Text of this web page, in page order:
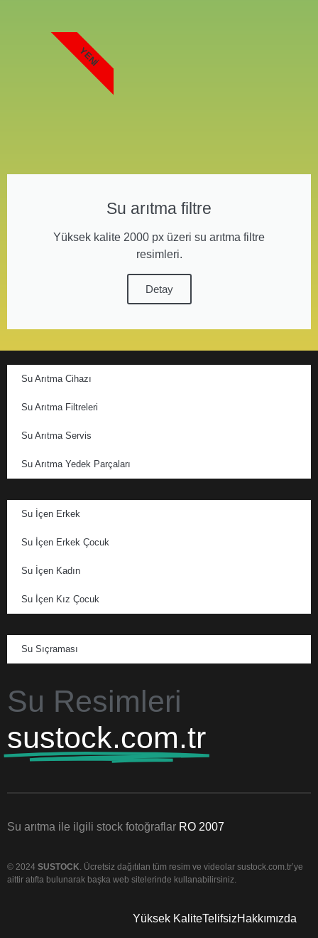
Su arıtma filtre
Yüksek kalite 2000 px üzeri su arıtma filtre
resimleri.
Detay
YENI
Su Arıtma Cihazı
Su Arıtma Filtreleri
Su Arıtma Servis
Su Arıtma Yedek Parçaları
Su İçen Erkek
Su İçen Erkek Çocuk
Su İçen Kadın
Su İçen Kız Çocuk
Su Sıçraması
Su Resimleri
sustock.com.tr
Su arıtma ile ilgili stock fotoğraflar RO 2007
© 2024 SUSTOCK. Ücretsiz dağıtılan tüm resim ve videolar sustock.com.tr’ye
aittir atıfta bulunarak başka web sitelerinde kullanabilirsiniz.
Yüksek KaliteTelifsizHakkımızda